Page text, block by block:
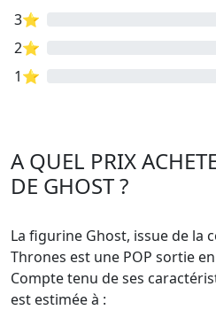
3⭐
2⭐
1⭐
A QUEL PRIX
DE GHOST ?
La figurine Ghost, issue de la
Thrones est une POP sortie
Compte tenu de ses
est estimée à :